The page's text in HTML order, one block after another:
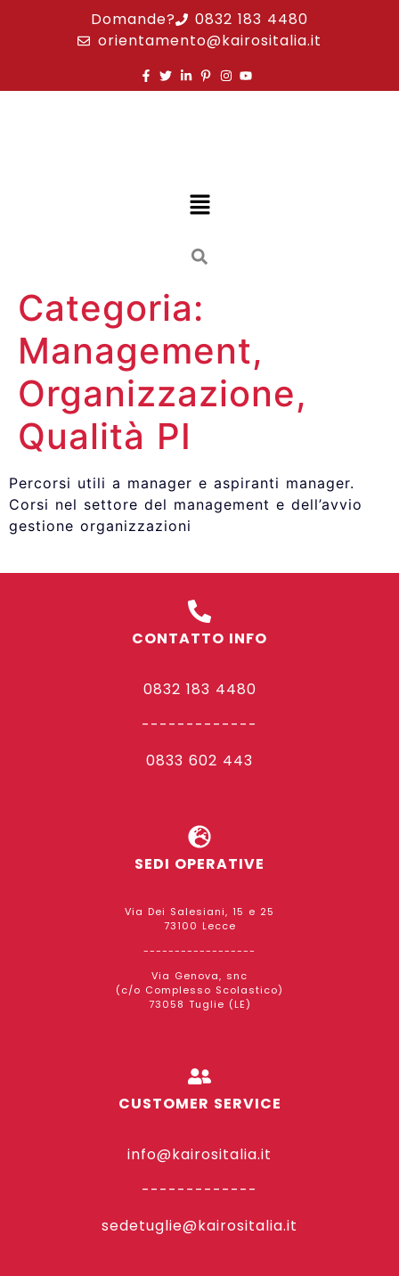
Domande?
0832 183 4480
orientamento@kairositalia.it
Categoria:
Management,
Organizzazione,
Qualità PI
Percorsi utili a manager e aspiranti manager.
Corsi nel settore del management e dell’avvio
gestione organizzazioni
CONTATTO INFO
0832 183 4480
-------------
0833 602 443
SEDI OPERATIVE
Via Dei Salesiani, 15 e 25
73100 Lecce
------------------
Via Genova, snc
(c/o Complesso Scolastico)
73058 Tuglie (LE)
CUSTOMER SERVICE
info@kairositalia.it
-------------
sedetuglie@kairositalia.it